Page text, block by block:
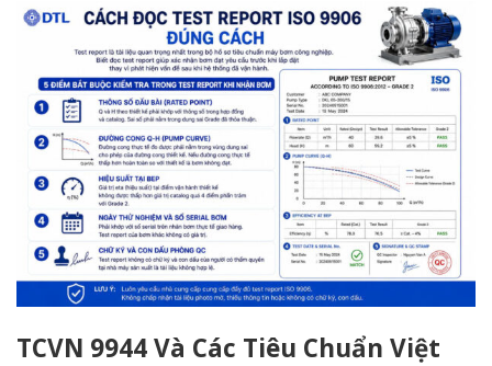
TCVN 9944 Và Các Tiêu Chuẩn Việt